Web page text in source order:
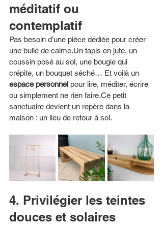
méditatif ou
contemplatif
Pas besoin d’une pièce dédiée pour créer
une bulle de calme.Un tapis en jute, un
coussin posé au sol, une bougie qui
crépite, un bouquet séché… Et voilà un
espace personnel pour lire, méditer, écrire
ou simplement ne rien faire.Ce petit
sanctuaire devient un repère dans la
maison : un lieu de retour à soi.
4. Privilégier les teintes
douces et solaires